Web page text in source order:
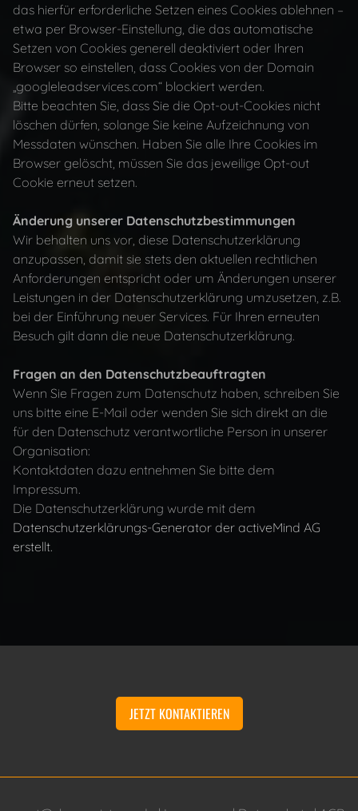
das hierfür erforderliche Setzen eines Cookies ablehnen –
etwa per Browser-Einstellung, die das automatische
Setzen von Cookies generell deaktiviert oder Ihren
Browser so einstellen, dass Cookies von der Domain
„googleleadservices.com“ blockiert werden.
Bitte beachten Sie, dass Sie die Opt-out-Cookies nicht
löschen dürfen, solange Sie keine Aufzeichnung von
Messdaten wünschen. Haben Sie alle Ihre Cookies im
Browser gelöscht, müssen Sie das jeweilige Opt-out
Cookie erneut setzen.
Änderung unserer Datenschutzbestimmungen
Wir behalten uns vor, diese Datenschutzerklärung
anzupassen, damit sie stets den aktuellen rechtlichen
Anforderungen entspricht oder um Änderungen unserer
Leistungen in der Datenschutzerklärung umzusetzen, z.B.
bei der Einführung neuer Services. Für Ihren erneuten
Besuch gilt dann die neue Datenschutzerklärung.
Fragen an den Datenschutzbeauftragten
Wenn Sie Fragen zum Datenschutz haben, schreiben Sie
uns bitte eine E-Mail oder wenden Sie sich direkt an die
für den Datenschutz verantwortliche Person in unserer
Organisation:
Kontaktdaten dazu entnehmen Sie bitte dem
Impressum.
Die Datenschutzerklärung wurde mit dem
Datenschutzerklärungs-Generator der activeMind AG
erstellt.
JETZT KONTAKTIEREN